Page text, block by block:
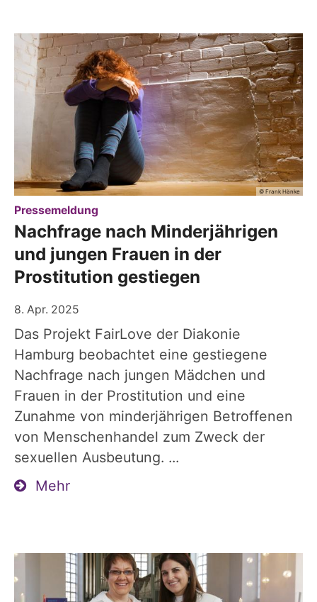
© Frank Hänke
Pressemeldung
Nachfrage nach Minderjährigen
und jungen Frauen in der
Prostitution gestiegen
8. Apr. 2025
Das Projekt FairLove der Diakonie
Hamburg beobachtet eine gestiegene
Nachfrage nach jungen Mädchen und
Frauen in der Prostitution und eine
Zunahme von minderjährigen Betroffenen
von Menschenhandel zum Zweck der
sexuellen Ausbeutung. ...
Mehr